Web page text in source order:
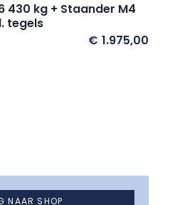
430 kg + Staander M4
tegels
€ 1.975,00
NAAR SHOP